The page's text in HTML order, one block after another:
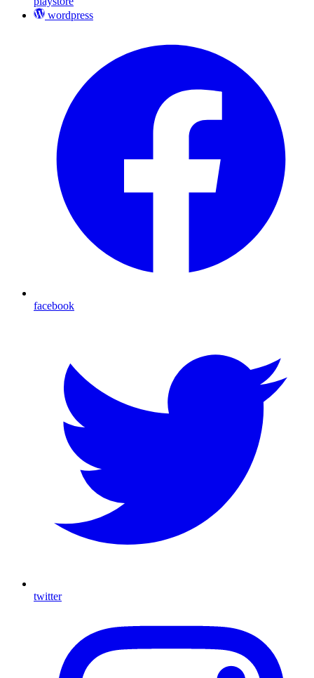
wordpress
facebook
twitter